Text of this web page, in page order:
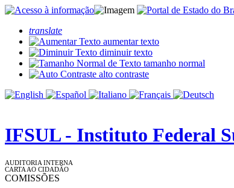
translate
aumentar texto
diminuir texto
tamanho normal
alto contraste
IFSUL - Instituto Federal
AUDITORIA INTERNA
CARTA AO CIDADÃO
COMISSÕES